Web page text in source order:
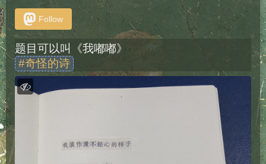
Follow
题目可以叫《我嘟嘟》
#奇怪的诗